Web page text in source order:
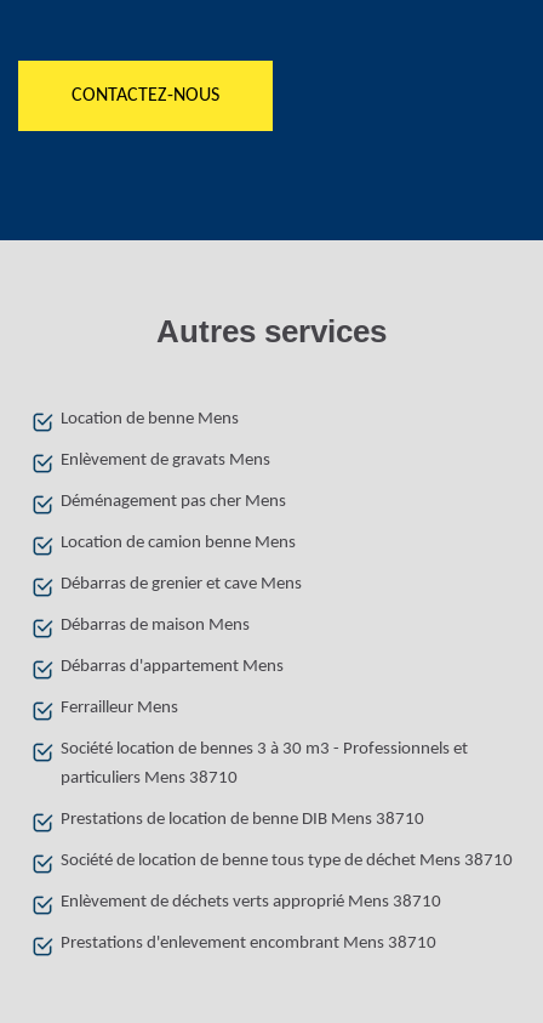
CONTACTEZ-NOUS
Autres services
Location de benne Mens
Enlèvement de gravats Mens
Déménagement pas cher Mens
Location de camion benne Mens
Débarras de grenier et cave Mens
Débarras de maison Mens
Débarras d'appartement Mens
Ferrailleur Mens
Société location de bennes 3 à 30 m3 - Professionnels et
particuliers Mens 38710
Prestations de location de benne DIB Mens 38710
Société de location de benne tous type de déchet Mens 38710
Enlèvement de déchets verts approprié Mens 38710
Prestations d'enlevement encombrant Mens 38710